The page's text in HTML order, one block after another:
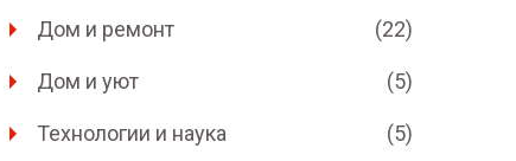
Дом и ремонт (22)
Дом и уют (5)
Технологии и наука (5)